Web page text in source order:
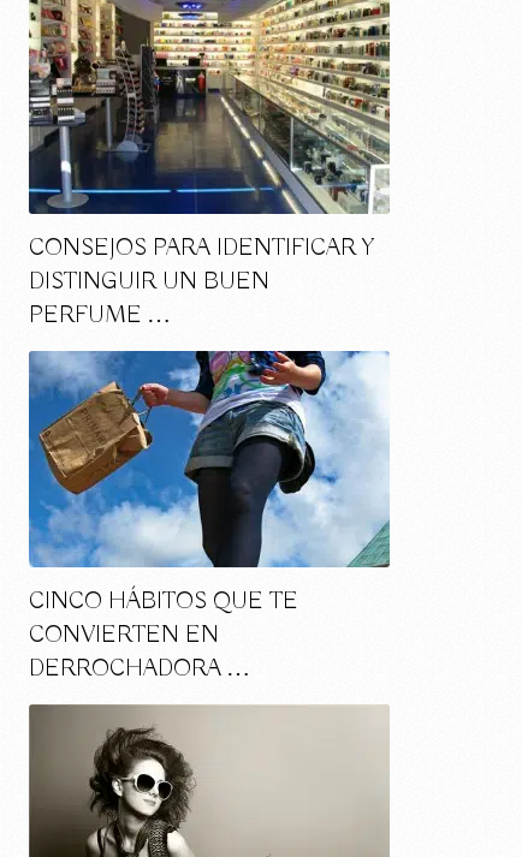
CONSEJOS PARA IDENTIFICAR Y
DISTINGUIR UN BUEN
PERFUME …
CINCO HÁBITOS QUE TE
CONVIERTEN EN
DERROCHADORA …